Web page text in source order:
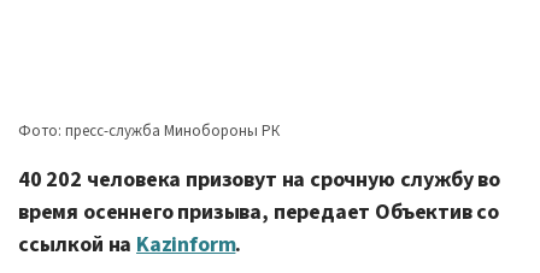
Фото: пресс-служба Минобороны РК
40 202 человека призовут на срочную службу во
время осеннего призыва, передает Объектив со
ссылкой на Kazinform.